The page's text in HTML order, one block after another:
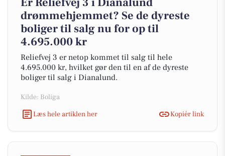
drømmehjemmet? Se de dyreste
boliger til salg nu for op til
4.695.000 kr
Reliefvej 3 er netop kommet til salg til hele
4.695.000 kr, hvilket gør den til en af de dyreste
boliger til salg i Dianalund.
Kilde: Boliga
Læs hele artiklen her
Kopiér link